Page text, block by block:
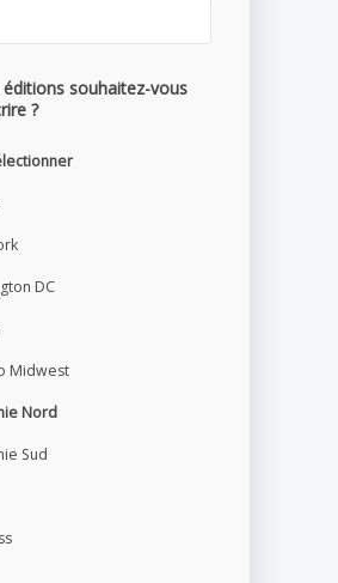
éditions souhaitez-vous
?
DC
Midwest
Nord
Sud